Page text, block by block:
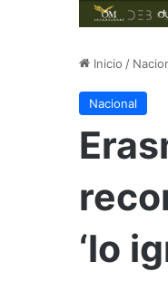
Inicio /
Nacional
‘lo